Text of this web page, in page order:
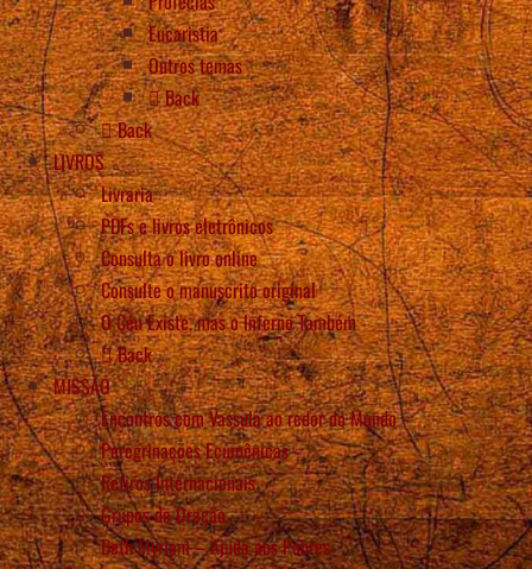
Eucaristia
Outros temas
Back
Back
LIVROS
Livraria
PDFs e livros eletrônicos
Consulta o livro online
Consulte o manuscrito original
O Céu Existe, mas o Inferno Também
Back
MISSÃO
Encontros com Vassula ao redor do Mundo
Peregrinações Ecumênicas
Retiros Internacionais
Grupos de Oração
Beth Myriam – Ajuda aos Pobres